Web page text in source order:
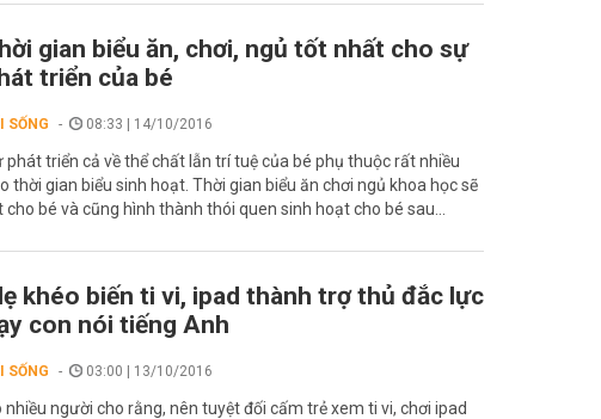
gian biểu ăn, chơi, ngủ tốt nhất cho sự
triển của bé
SỐNG 08:33 | 14/10/2016
phát triển cả về thể chất lẫn trí tuệ của bé phụ thuộc rất nhiều
thời gian biểu sinh hoạt. Thời gian biểu ăn chơi ngủ khoa học sẽ
cho bé và cũng hình thành thói quen sinh hoạt cho bé sau...
khéo biến ti vi, ipad thành trợ thủ đắc lực
con nói tiếng Anh
SỐNG 03:00 | 13/10/2016
nhiều người cho rằng, nên tuyệt đối cấm trẻ xem ti vi, chơi ipad